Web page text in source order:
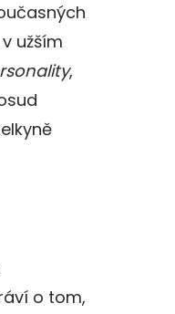
užším
,
o tom,